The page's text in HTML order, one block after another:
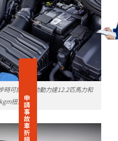
申
請
事
故
車
折
損
時可提供輔助動力達12.2匹馬力和
扭力